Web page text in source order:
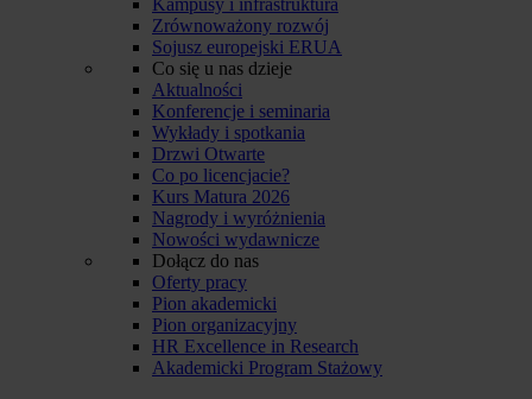
Zrównoważony rozwój
Sojusz europejski ERUA
Co się u nas dzieje
Aktualności
Konferencje i seminaria
Wykłady i spotkania
Drzwi Otwarte
Co po licencjacie?
Kurs Matura 2026
Nagrody i wyróżnienia
Nowości wydawnicze
Dołącz do nas
Oferty pracy
Pion akademicki
Pion organizacyjny
HR Excellence in Research
Akademicki Program Stażowy